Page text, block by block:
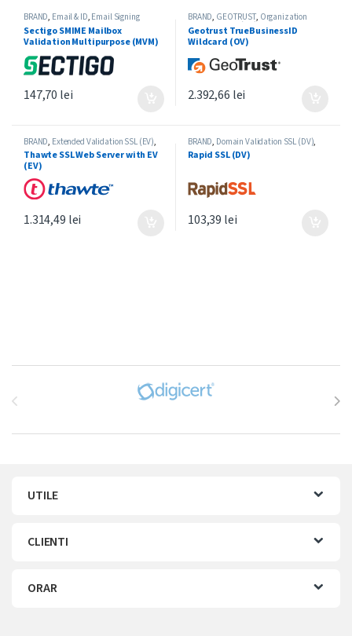
BRAND, Email & ID, Email Signing
Certificate,SECTIGO
Sectigo SMIME Mailbox
Validation Multipurpose (MVM)
147,70 lei
BRAND, GEOTRUST, Organization
Validation SSL (OV) Wildcard SSL
Geotrust TrueBusinessID
Wildcard (OV)
2.392,66 lei
BRAND, Extended Validation SSL (EV),
Single-Domain SSL , THAWTE
Thawte SSL Web Server with EV
(EV)
1.314,49 lei
BRAND, Domain Validation SSL (DV),
RAPIDSSL,Single-Domain SSL
Rapid SSL (DV)
103,39 lei
UTILE
CLIENTI
ORAR